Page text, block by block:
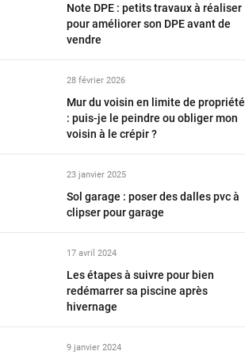
Note DPE : petits travaux à réaliser
pour améliorer son DPE avant de
vendre
28 février 2026
Mur du voisin en limite de propriété
: puis-je le peindre ou obliger mon
voisin à le crépir ?
23 janvier 2025
Sol garage : poser des dalles pvc à
clipser pour garage
17 avril 2024
Les étapes à suivre pour bien
redémarrer sa piscine après
hivernage
9 janvier 2024